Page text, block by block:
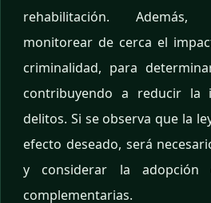
rehabilitación.
monitorear de cerca el
criminalidad, para
contribuyendo a reducir la
delitos. Si se observa que la
efecto deseado, será
y considerar la adopción
complementarias.